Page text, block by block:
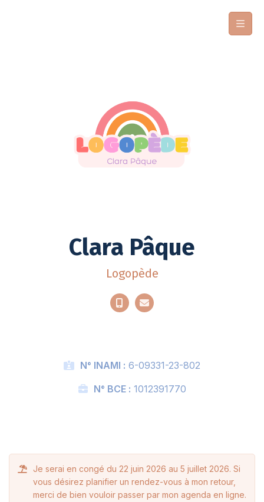
Clara Pâque
Logopède
N° INAMI : 6-09331-23-802
N° BCE : 1012391770
Je serai en congé du 22 juin 2026 au 5 juillet 2026. Si
vous désirez planifier un rendez-vous à mon retour,
merci de bien vouloir passer par mon agenda en ligne.